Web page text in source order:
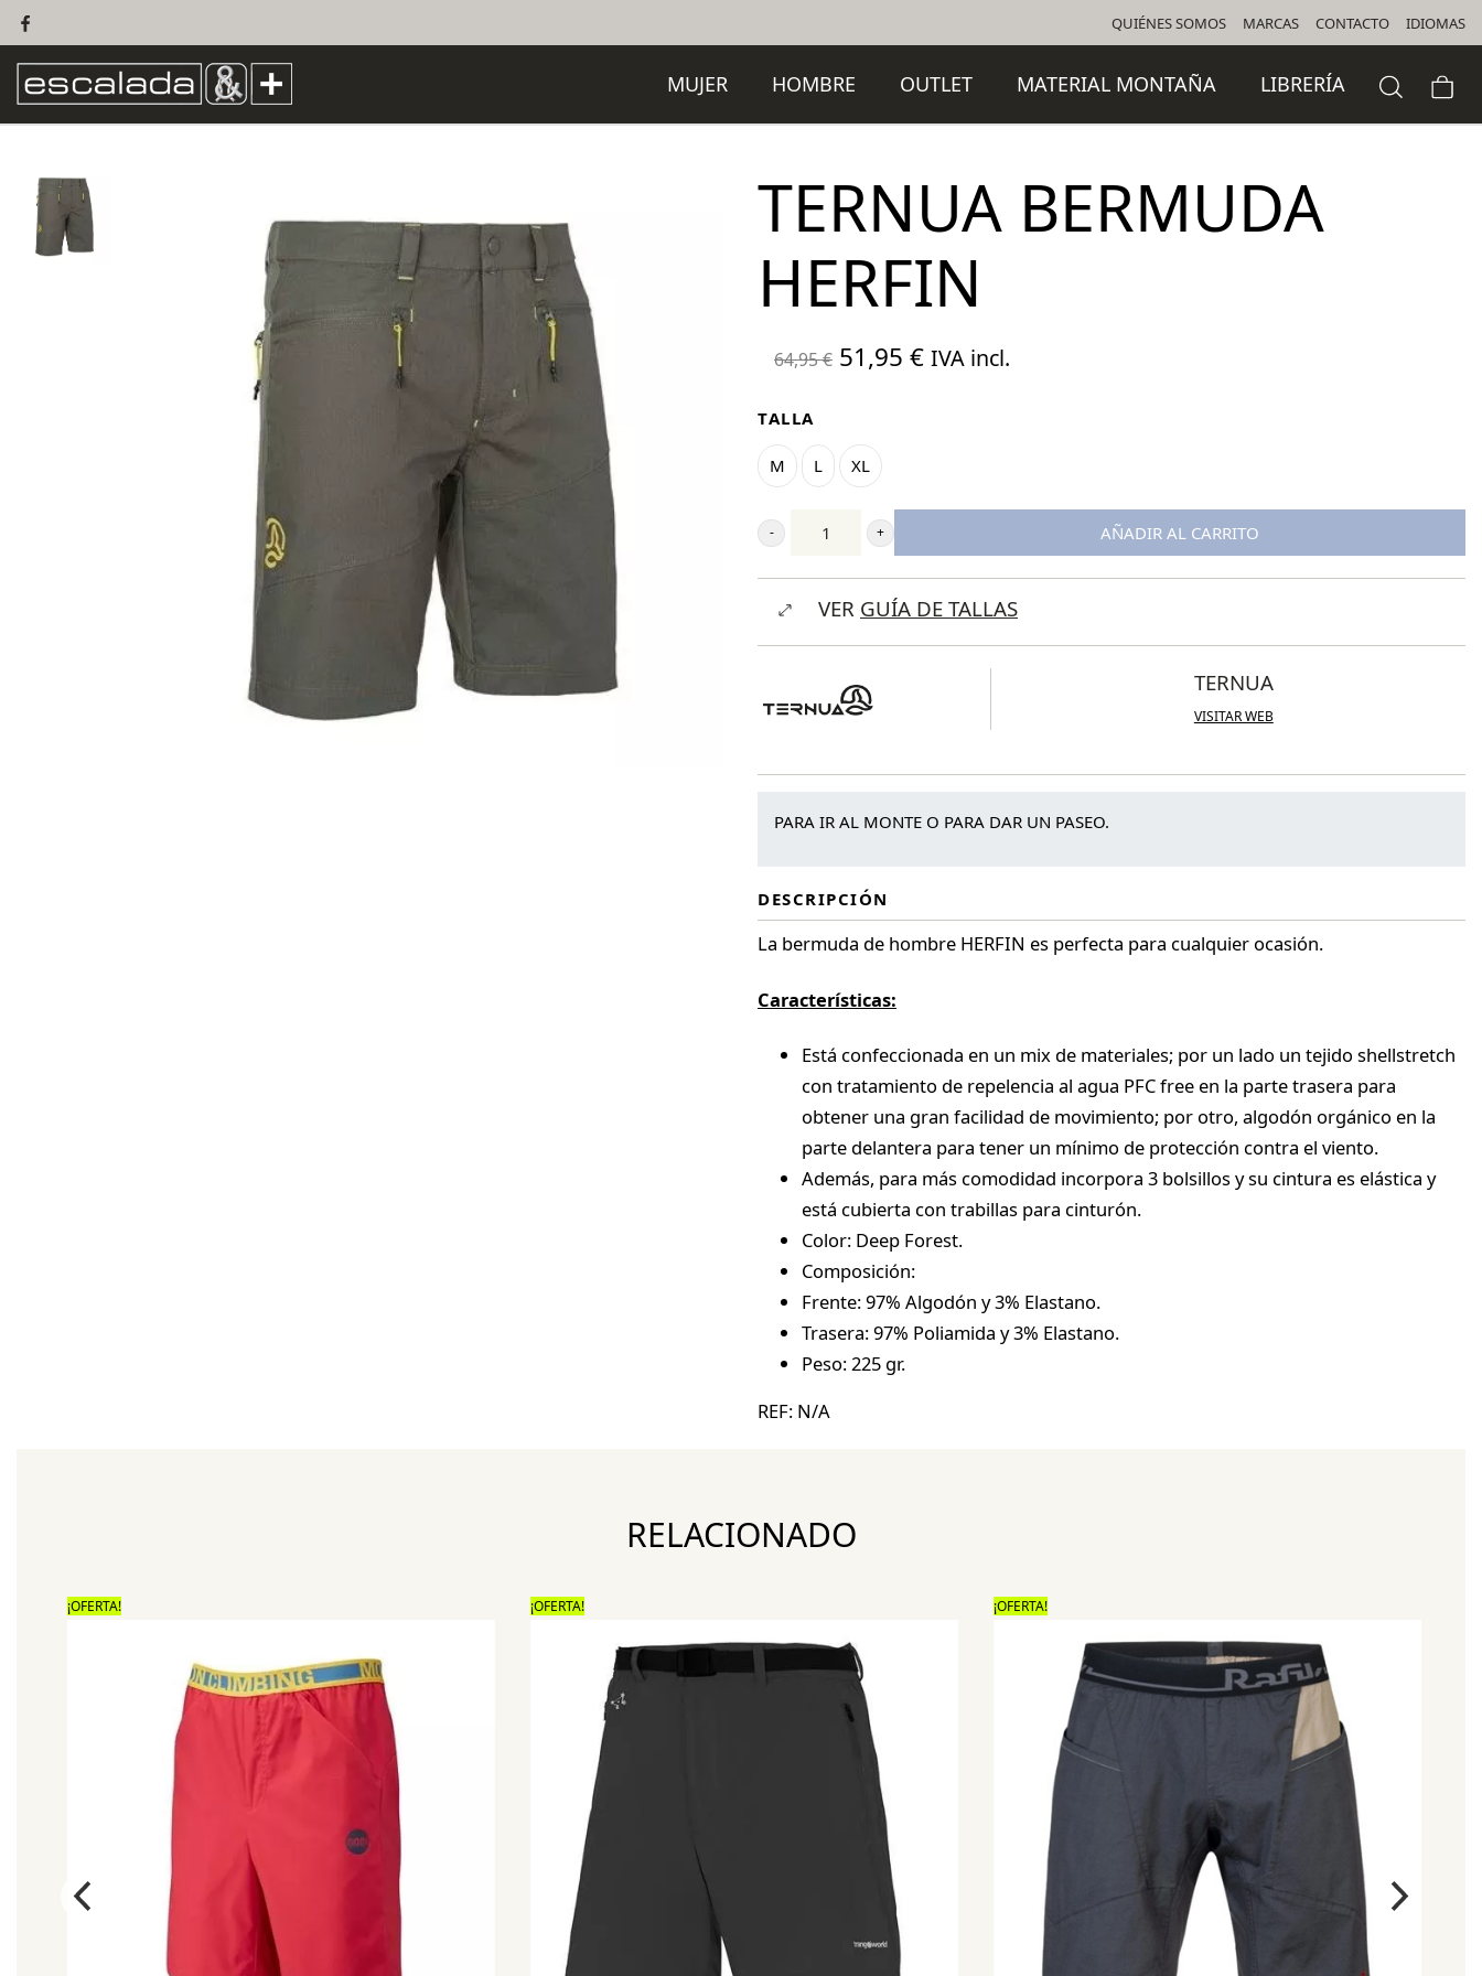
QUIÉNES SOMOS MARCAS CONTACTO IDIOMAS
MUJER HOMBRE OUTLET MATERIAL MONTAÑA LIBRERÍA
TERNUA BERMUDA
HERFIN
64,95€ El
era:
64,95 €.
51,95 €El
IVA incl.
TALLA
M L XL
Ternua
Bermuda
Herfin
cantidad
AÑADIR AL CARRITO
VER GUÍA DE TALLAS
TERNUA
VISITAR WEB
PARA IR AL MONTE O PARA DAR UN PASEO.
DESCRIPCIÓN
La bermuda de hombre HERFIN es perfecta para cualquier ocasión.
Características:
Está confeccionada en un mix de materiales; por un lado un tejido shellstretch
con tratamiento de repelencia al agua PFC free en la parte trasera para
obtener una gran facilidad de movimiento; por otro, algodón orgánico en la
parte delantera para tener un mínimo de protección contra el viento.
Además, para más comodidad incorpora 3 bolsillos y su cintura es elástica y
está cubierta con trabillas para cinturón.
Color: Deep Forest.
Composición:
Frente: 97% Algodón y 3% Elastano.
Trasera: 97% Poliamida y 3% Elastano.
Peso: 225 gr.
REF: N/A
RELACIONADO
¡OFERTA! ¡OFERTA! ¡OFERTA!